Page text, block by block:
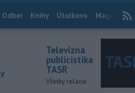
Odber Knihy Útulkovo Magazín
Televízna
publicistika
TASR
Všetky relácie